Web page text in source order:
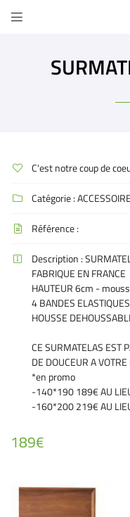

3 AVENUE DE SAINTE
09 86 42 82 06
 Recopier le code ci-
Rafraîchir le captcha
En cochant cette case, vous
l'adresse email indiqué ci-
utilisant le formulaire de
 C'est notre coup de
 Catégorie :
 Référence :
 Description :
FABRIQUE EN FRANCE
HAUTEUR 6cm -
4 BANDES
HOUSSE
CE SURMATELAS EST
DE DOUCEUR A
*en promo
-140*190 189€ AU
-160*200 219€ AU
189€